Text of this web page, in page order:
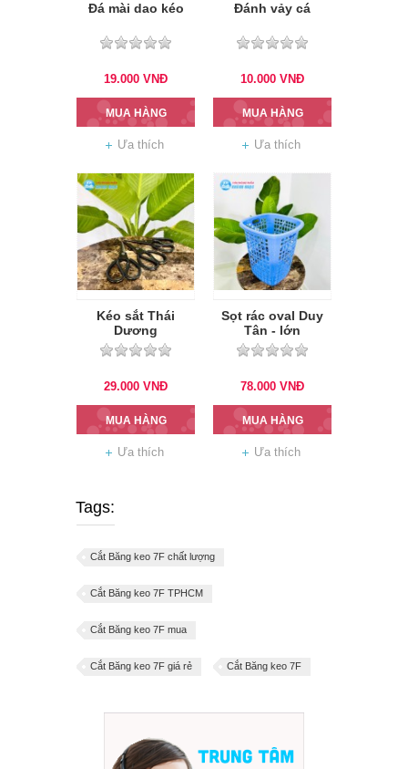
Đá mài dao kéo
19.000 VNĐ
MUA HÀNG
Ưa thích
Đánh vảy cá
10.000 VNĐ
MUA HÀNG
Ưa thích
Kéo sắt Thái
Dương
29.000 VNĐ
MUA HÀNG
Ưa thích
Sọt rác oval Duy
Tân - lớn
78.000 VNĐ
MUA HÀNG
Ưa thích
Tags:
Cắt Băng keo 7F chất lượng
Cắt Băng keo 7F TPHCM
Cắt Băng keo 7F mua
Cắt Băng keo 7F giá rẻ Cắt Băng keo 7F